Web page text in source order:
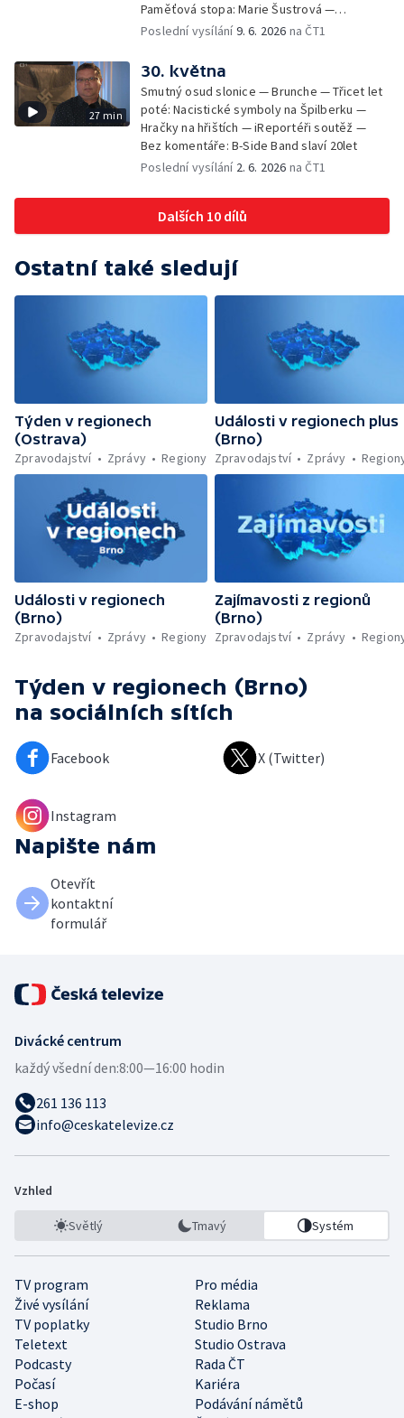
Paměťová stopa: Marie Šustrová —
iReportéři soutěž — Bez komentáře:
Poslední vysílání9. 6. 2026 na ČT1
27 min
30. května
Smutný osud slonice — Brunche — Třicet let
poté: Nacistické symboly na Špilberku —
Hračky na hřištích — iReportéři soutěž —
Bez komentáře: B-Side Band slaví 20let
Poslední vysílání 2. 6. 2026 na ČT1
Dalších 10 dílů
Ostatní také sledují
Týden v regionech
(Ostrava)
Zpravodajství
Zprávy Regiony
Události v regionech plus
(Brno)
Zpravodajství
Zprávy
Události v regionech
(Brno)
Zpravodajství
Zprávy Regiony
Zajímavosti z regionů
(Brno)
Zpravodajství
Zprávy
Týden v regionech (Brno)
na sociálních sítích
Facebook X (Twitter)
Instagram
Napište nám
Otevřít
kontaktní
formulář
Divácké centrum
každý všední den:8:00—16:00 hodin
261 136 113
info@ceskatelevize.cz
Vzhled
Světlý Tmavý Systém
TV program
Pro média
Živé vysílání
Reklama
TV poplatky
Studio Brno
Teletext
Studio Ostrava
Podcasty
Rada ČT
Počasí
Kariéra
E-shop
Podávání námětů